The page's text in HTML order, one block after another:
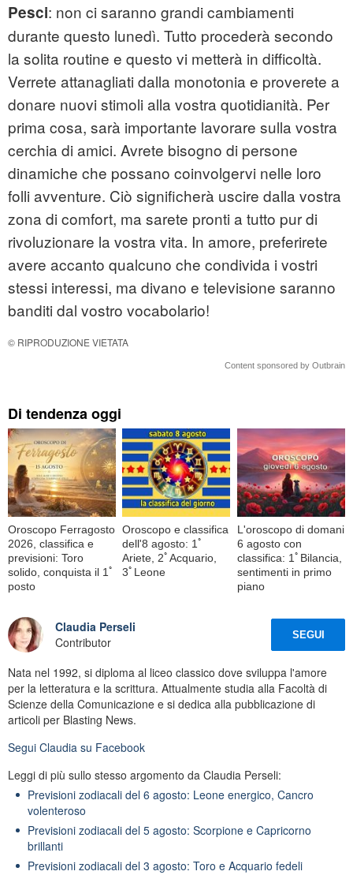
Pesci: non ci saranno grandi cambiamenti
durante questo lunedì. Tutto procederà secondo
la solita routine e questo vi metterà in difficoltà.
Verrete attanagliati dalla monotonia e proverete a
donare nuovi stimoli alla vostra quotidianità. Per
prima cosa, sarà importante lavorare sulla vostra
cerchia di amici. Avrete bisogno di persone
dinamiche che possano coinvolgervi nelle loro
folli avventure. Ciò significherà uscire dalla vostra
zona di comfort, ma sarete pronti a tutto pur di
rivoluzionare la vostra vita. In amore, preferirete
avere accanto qualcuno che condivida i vostri
stessi interessi, ma divano e televisione saranno
banditi dal vostro vocabolario!
© RIPRODUZIONE VIETATA
Content sponsored by Outbrain
Di tendenza oggi
Oroscopo Ferragosto
2026, classifica e
previsioni: Toro
solido, conquista il 1ﾟ
posto
Oroscopo e classifica
dell'8 agosto: 1ﾟ
Ariete, 2ﾟAcquario,
3ﾟLeone
L'oroscopo di domani
6 agosto con
classifica: 1ﾟBilancia,
sentimenti in primo
piano
Claudia Perseli
Contributor
SEGUI
Nata nel 1992, si diploma al liceo classico dove sviluppa l'amore
per la letteratura e la scrittura. Attualmente studia alla Facoltà di
Scienze della Comunicazione e si dedica alla pubblicazione di
articoli per Blasting News.
Segui Claudia su Facebook
Leggi di più sullo stesso argomento da Claudia Perseli:
Previsioni zodiacali del 6 agosto: Leone energico, Cancro
volenteroso
Previsioni zodiacali del 5 agosto: Scorpione e Capricorno
brillanti
Previsioni zodiacali del 3 agosto: Toro e Acquario fedeli